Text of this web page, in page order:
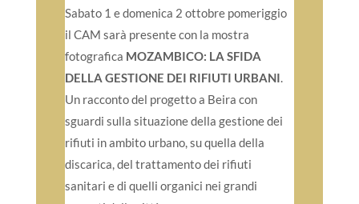
Sabato 1 e domenica 2 ottobre pomeriggio
il CAM sarà presente con la mostra
fotografica MOZAMBICO: LA SFIDA
DELLA GESTIONE DEI RIFIUTI URBANI.
Un racconto del progetto a Beira con
sguardi sulla situazione della gestione dei
rifiuti in ambito urbano, su quella della
discarica, del trattamento dei rifiuti
sanitari e di quelli organici nei grandi